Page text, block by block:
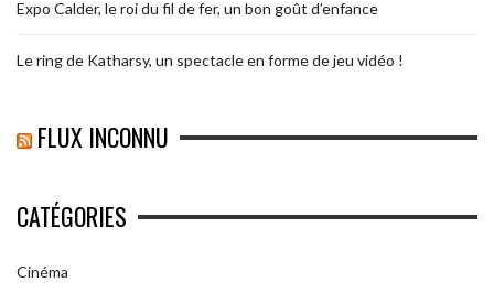
Expo Calder, le roi du fil de fer, un bon goût d’enfance
Le ring de Katharsy, un spectacle en forme de jeu vidéo !
FLUX INCONNU
CATÉGORIES
Cinéma